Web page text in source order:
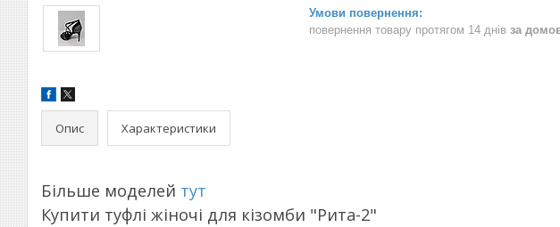
повернення товару протягом 14 днів за
Опис Характеристики
Більше моделей тут
Купити туфлі жіночі для кізомби "Рита-2"